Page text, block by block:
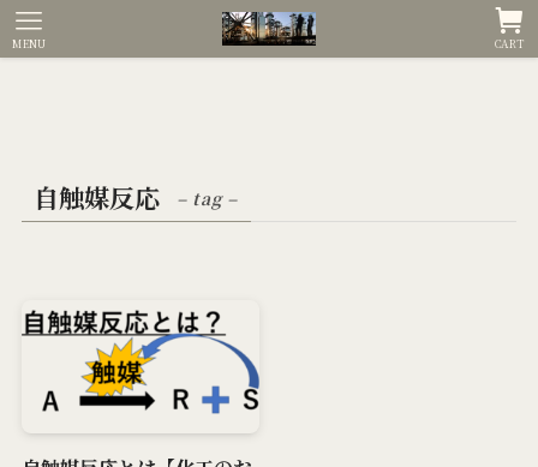
CART
MENU
自触媒反応 – tag –